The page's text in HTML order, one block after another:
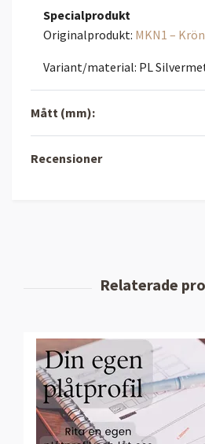
Specialprodukt
Originalprodukt: MKN1 –
Variant/material: PL
Mått (mm):
Recensioner